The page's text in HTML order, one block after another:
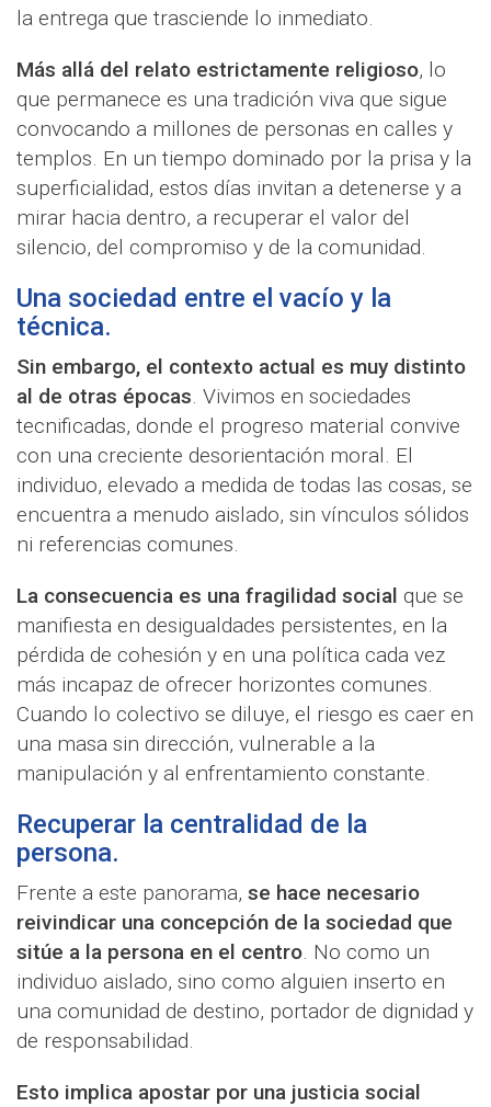
la entrega que trasciende lo inmediato.
Más allá del relato estrictamente religioso, lo
que permanece es una tradición viva que sigue
convocando a millones de personas en calles y
templos. En un tiempo dominado por la prisa y la
superficialidad, estos días invitan a detenerse y a
mirar hacia dentro, a recuperar el valor del
silencio, del compromiso y de la comunidad.
Una sociedad entre el vacío y la
técnica.
Sin embargo, el contexto actual es muy distinto
al de otras épocas. Vivimos en sociedades
tecnificadas, donde el progreso material convive
con una creciente desorientación moral. El
individuo, elevado a medida de todas las cosas, se
encuentra a menudo aislado, sin vínculos sólidos
ni referencias comunes.
La consecuencia es una fragilidad social que se
manifiesta en desigualdades persistentes, en la
pérdida de cohesión y en una política cada vez
más incapaz de ofrecer horizontes comunes.
Cuando lo colectivo se diluye, el riesgo es caer en
una masa sin dirección, vulnerable a la
manipulación y al enfrentamiento constante.
Recuperar la centralidad de la
persona.
Frente a este panorama, se hace necesario
reivindicar una concepción de la sociedad que
sitúe a la persona en el centro. No como un
individuo aislado, sino como alguien inserto en
una comunidad de destino, portador de dignidad y
de responsabilidad.
Esto implica apostar por una justicia social